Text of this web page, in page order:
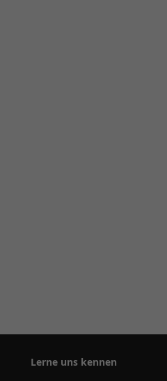
Lerne uns kennen